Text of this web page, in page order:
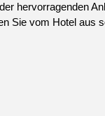
hervorragenden
Sie vom Hotel aus